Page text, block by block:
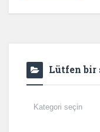
Lütfen bir
Lütfen